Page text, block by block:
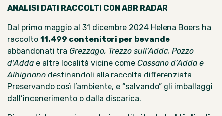
ANALISI DATI RACCOLTI CON ABR RADAR
Dal primo maggio al 31 dicembre 2024 Helena Boers ha
raccolto 11.499 contenitori per bevande
abbandonati tra Grezzago, Trezzo sull’Adda, Pozzo
d’Adda e altre località vicine come Cassano d’Adda e
Albignano destinandoli alla raccolta differenziata.
Preservando così l’ambiente, e “salvando” gli imballaggi
dall’incenerimento o dalla discarica.